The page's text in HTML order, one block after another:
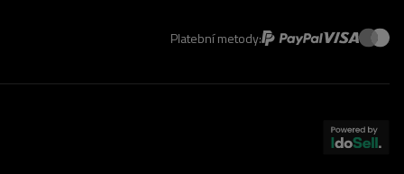
Platební metody: